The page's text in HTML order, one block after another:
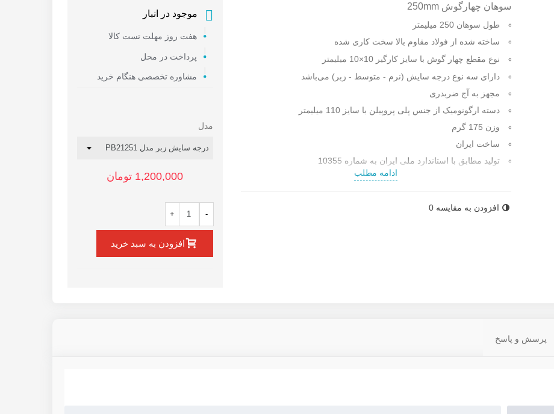
سوهان چهارگوش 250mm
طول سوهان 250 میلیمتر
ساخته شده از فولاد مقاوم بالا سخت کاری شده
نوع مقطع چهار گوش با سایز کارگیر 10×10 میلیمتر
دارای سه نوع درجه سایش (نرم - متوسط - زبر) می‌باشد
مجهز به آج ضربدری
دسته ارگونومیک از جنس پلی پروپیلن با سایز 110 میلیمتر
وزن 175 گرم
ساخت ایران
تولید مطابق با استاندارد ملی ایران به شماره 10355
قابل استفاده برای نرم کردن، تیز کردن و صاف کردن و تمیز کردن سطوح
ادامه مطلب
افزودن به مقایسه 0
موجود در انبار
هفت روز مهلت تست کالا
پرداخت در محل
مشاوره تخصصی هنگام خرید
مدل
1,200,000 تومان
-
+
افزودن به سبد خرید
پرسش و پاسخ